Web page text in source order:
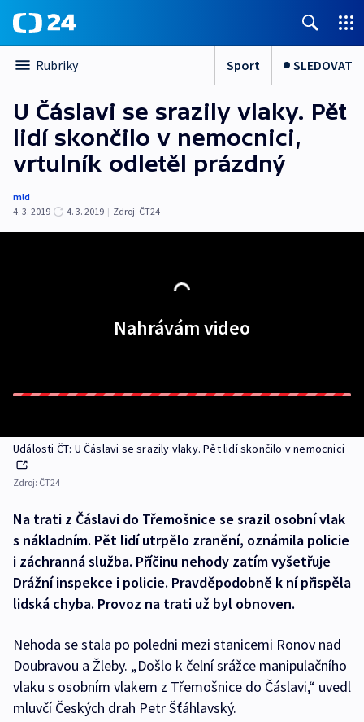
Rubriky Sport SLEDOVAT
U Čáslavi se srazily vlaky. Pět
lidí skončilo v nemocnici,
vrtulník odletěl prázdný
mld
4. 3. 2019
4. 3. 2019 | Zdroj: ČT24
Nahrávám video
Události ČT: U Čáslavi se srazily vlaky. Pět lidí skončilo v nemocnici
Zdroj: ČT24
Na trati z Čáslavi do Třemošnice se srazil osobní vlak
s nákladním. Pět lidí utrpělo zranění, oznámila policie
i záchranná služba. Příčinu nehody zatím vyšetřuje
Drážní inspekce i policie. Pravděpodobně k ní přispěla
lidská chyba. Provoz na trati už byl obnoven.
Nehoda se stala po poledni mezi stanicemi Ronov nad
Doubravou a Žleby. „Došlo k čelní srážce manipulačního
vlaku s osobním vlakem z Třemošnice do Čáslavi,“ uvedl
mluvčí Českých drah Petr Šťáhlavský.